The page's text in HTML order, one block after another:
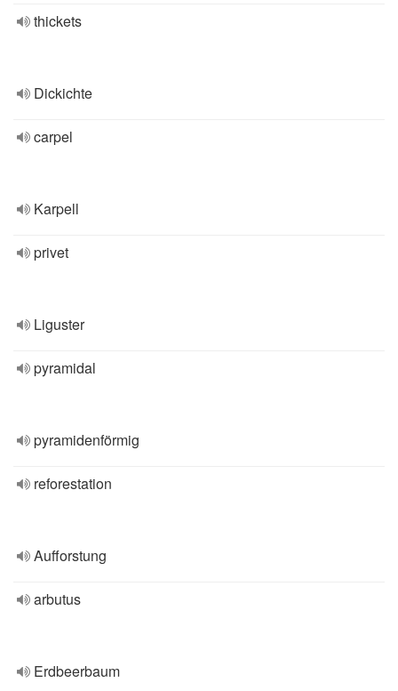
thickets
Dickichte
carpel
Karpell
privet
Liguster
pyramidal
pyramidenförmig
reforestation
Aufforstung
arbutus
Erdbeerbaum